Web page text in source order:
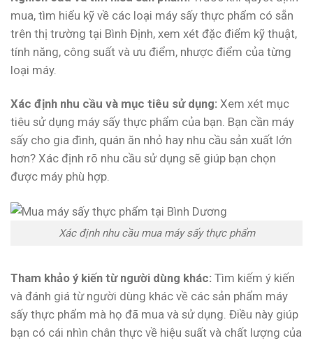
mua, tìm hiểu kỹ về các loại máy sấy thực phẩm có sẵn
trên thị trường tại Bình Định, xem xét đặc điểm kỹ thuật,
tính năng, công suất và ưu điểm, nhược điểm của từng
loại máy.
Xác định nhu cầu và mục tiêu sử dụng: Xem xét mục
tiêu sử dụng máy sấy thực phẩm của bạn. Bạn cần máy
sấy cho gia đình, quán ăn nhỏ hay nhu cầu sản xuất lớn
hơn? Xác định rõ nhu cầu sử dụng sẽ giúp bạn chọn
được máy phù hợp.
Xác định nhu cầu mua máy sấy thực phẩm
Tham khảo ý kiến từ người dùng khác: Tìm kiếm ý kiến
và đánh giá từ người dùng khác về các sản phẩm máy
sấy thực phẩm mà họ đã mua và sử dụng. Điều này giúp
bạn có cái nhìn chân thực về hiệu suất và chất lượng của